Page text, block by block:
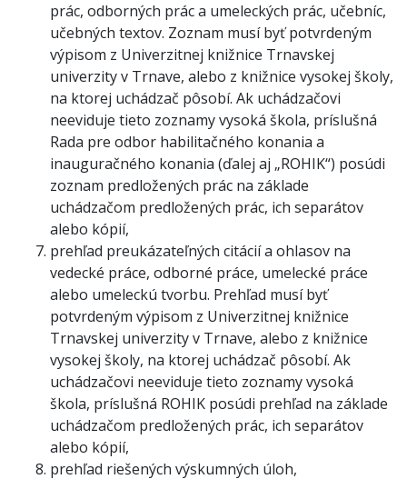
prác, odborných prác a umeleckých prác, učebníc,
učebných textov. Zoznam musí byť potvrdeným
výpisom z Univerzitnej knižnice Trnavskej
univerzity v Trnave, alebo z knižnice vysokej školy,
na ktorej uchádzač pôsobí. Ak uchádzačovi
neeviduje tieto zoznamy vysoká škola, príslušná
Rada pre odbor habilitačného konania a
inauguračného konania (ďalej aj „ROHIK“) posúdi
zoznam predložených prác na základe
uchádzačom predložených prác, ich separátov
alebo kópií,
prehľad preukázateľných citácií a ohlasov na
vedecké práce, odborné práce, umelecké práce
alebo umeleckú tvorbu. Prehľad musí byť
potvrdeným výpisom z Univerzitnej knižnice
Trnavskej univerzity v Trnave, alebo z knižnice
vysokej školy, na ktorej uchádzač pôsobí. Ak
uchádzačovi neeviduje tieto zoznamy vysoká
škola, príslušná ROHIK posúdi prehľad na základe
uchádzačom predložených prác, ich separátov
alebo kópií,
prehľad riešených výskumných úloh,